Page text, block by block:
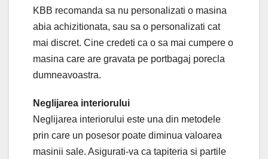
KBB recomanda sa nu personalizati o masina
abia achizitionata, sau sa o personalizati cat
mai discret. Cine credeti ca o sa mai cumpere o
masina care are gravata pe portbagaj porecla
dumneavoastra.
Neglijarea interiorului
Neglijarea interiorului este una din metodele
prin care un posesor poate diminua valoarea
masinii sale. Asigurati-va ca tapiteria si partile